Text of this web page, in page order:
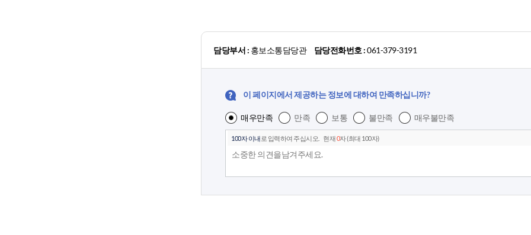
담당부서 : 홍보소통담당관 담당전화번호 :061-379-3191
이 페이지에서 제공하는 정보에 대하여 만족하십니까?
매우만족 만족 보통 불만족 매우불만족
100자 이내 로 입력하여 주십시오. 현재0자 (최대 100자)